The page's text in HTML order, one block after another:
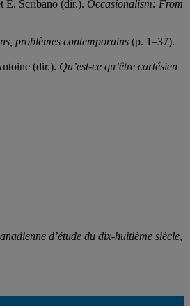
E. Scribano (dir.). Occasionalism: From
problèmes contemporains (p. 1–37).
(dir.). Qu’est-ce qu’être cartésien
d’étude du dix-huitième siècle,